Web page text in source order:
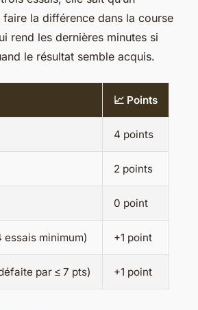
la différence dans la course
rend les dernières minutes si
le résultat semble acquis.
📈 Points
4 points
2 points
0 point
minimum) +1 point
par ≤ 7 pts) +1 point